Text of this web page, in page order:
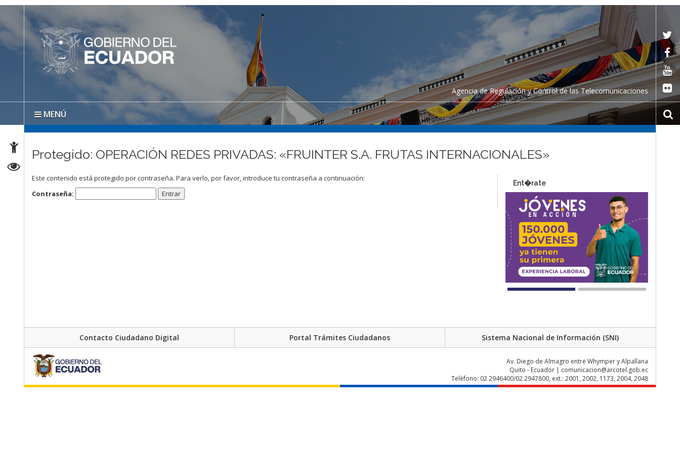
Agencia de Regulación y Control de las Telecomunicaciones
MENÚ
Protegido: OPERACIÓN REDES PRIVADAS: «FRUINTER S.A. FRUTAS INTERNACIONALES»
Este contenido está protegido por contraseña. Para verlo, por favor, introduce tu contraseña a continuación:
Contraseña:
Ent�rate
Contacto Ciudadano Digital Portal Trámites Ciudadanos Sistema Nacional de Información (SNI)
Av. Diego de Almagro entre Whymper y Alpallana
Quito - Ecuador | comunicacion@arcotel.gob.ec
Teléfono: 02 2946400/02 2947800, ext.: 2001, 2002, 1173, 2004, 2048